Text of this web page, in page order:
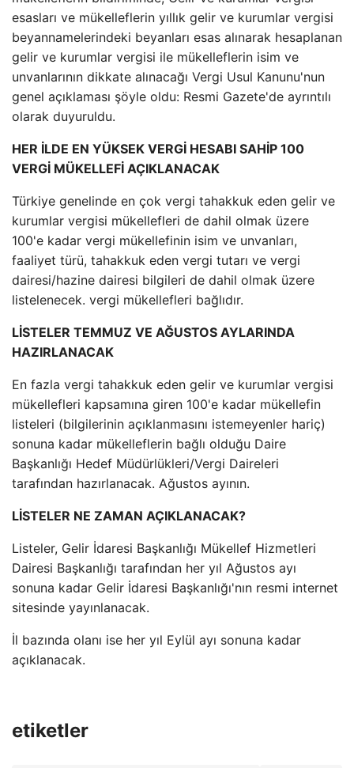
esasları ve mükelleflerin yıllık gelir ve kurumlar vergisi
beyannamelerindeki beyanları esas alınarak hesaplanan
gelir ve kurumlar vergisi ile mükelleflerin isim ve
unvanlarının dikkate alınacağı Vergi Usul Kanunu'nun
genel açıklaması şöyle oldu: Resmi Gazete'de ayrıntılı
olarak duyuruldu.
HER İLDE EN YÜKSEK VERGİ HESABI SAHİP 100
VERGİ MÜKELLEFİ AÇIKLANACAK
Türkiye genelinde en çok vergi tahakkuk eden gelir ve
kurumlar vergisi mükellefleri de dahil olmak üzere
100'e kadar vergi mükellefinin isim ve unvanları,
faaliyet türü, tahakkuk eden vergi tutarı ve vergi
dairesi/hazine dairesi bilgileri de dahil olmak üzere
listelenecek. vergi mükellefleri bağlıdır.
LİSTELER TEMMUZ VE AĞUSTOS AYLARINDA
HAZIRLANACAK
En fazla vergi tahakkuk eden gelir ve kurumlar vergisi
mükellefleri kapsamına giren 100'e kadar mükellefin
listeleri (bilgilerinin açıklanmasını istemeyenler hariç)
sonuna kadar mükelleflerin bağlı olduğu Daire
Başkanlığı Hedef Müdürlükleri/Vergi Daireleri
tarafından hazırlanacak. Ağustos ayının.
LİSTELER NE ZAMAN AÇIKLANACAK?
Listeler, Gelir İdaresi Başkanlığı Mükellef Hizmetleri
Dairesi Başkanlığı tarafından her yıl Ağustos ayı
sonuna kadar Gelir İdaresi Başkanlığı'nın resmi internet
sitesinde yayınlanacak.
İl bazında olanı ise her yıl Eylül ayı sonuna kadar
açıklanacak.
etiketler